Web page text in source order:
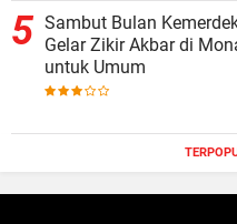
Sambut Bulan
Gelar Zikir Akbar di
untuk Umum